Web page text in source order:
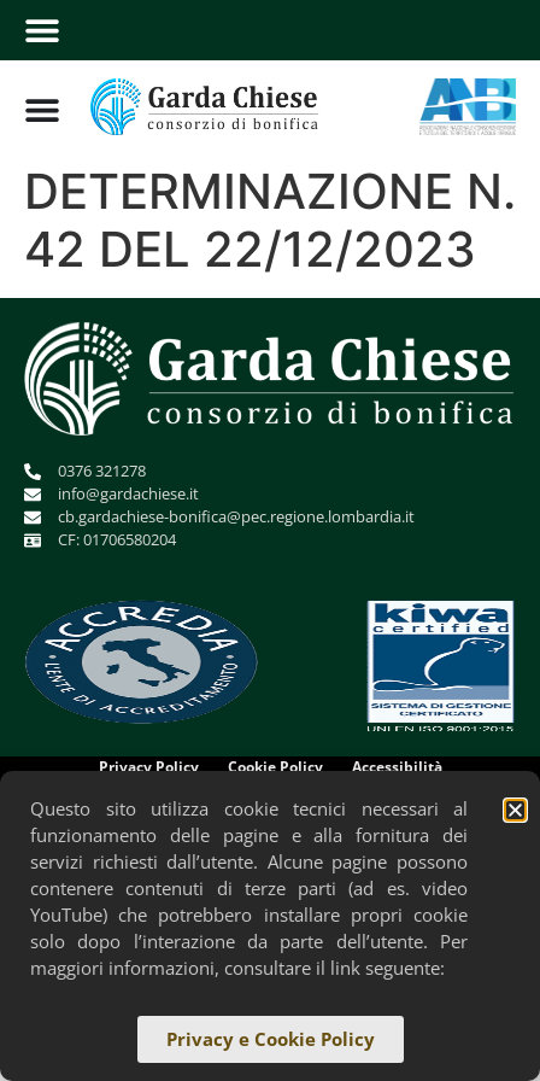
DETERMINAZIONE N.
42 DEL 22/12/2023
0376 321278
info@gardachiese.it
cb.gardachiese-bonifica@pec.regione.lombardia.it
CF: 01706580204
Privacy Policy Cookie Policy Accessibilità
Questo sito utilizza cookie tecnici necessari al
funzionamento delle pagine e alla fornitura dei
servizi richiesti dall’utente. Alcune pagine possono
contenere contenuti di terze parti (ad es. video
YouTube) che potrebbero installare propri cookie
solo dopo l’interazione da parte dell’utente. Per
maggiori informazioni, consultare il link seguente:
Privacy e Cookie Policy